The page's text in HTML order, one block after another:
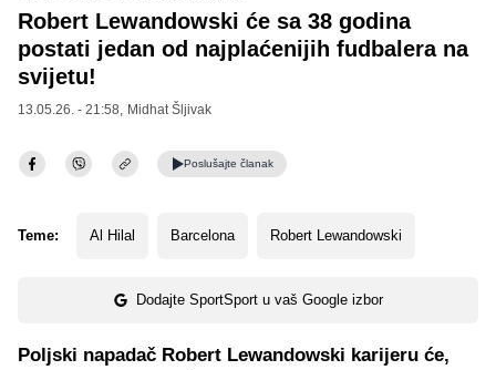
Robert Lewandowski će sa 38 godina
postati jedan od najplaćenijih fudbalera na
svijetu!
13.05.26. - 21:58, Midhat Šljivak
Poslušajte članak
Teme: Al Hilal Barcelona Robert Lewandowski
Dodajte SportSport u vaš Google izbor
Poljski napadač Robert Lewandowski karijeru će,